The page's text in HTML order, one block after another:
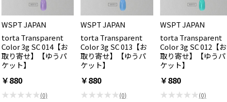
WSPT JAPAN
torta Transparent
Color 3g SC 014【お
取り寄せ】【ゆうパ
ケット】
￥880
★★★★★(0)
WSPT JAPAN
torta Transparent
Color 3g SC 013【お
取り寄せ】【ゆうパ
ケット】
￥880
★★★★★(0)
WSPT JAPAN
torta Transparent
Color 3g SC 012【お
取り寄せ】【ゆうパ
ケット】
￥880
★★★★★(0)